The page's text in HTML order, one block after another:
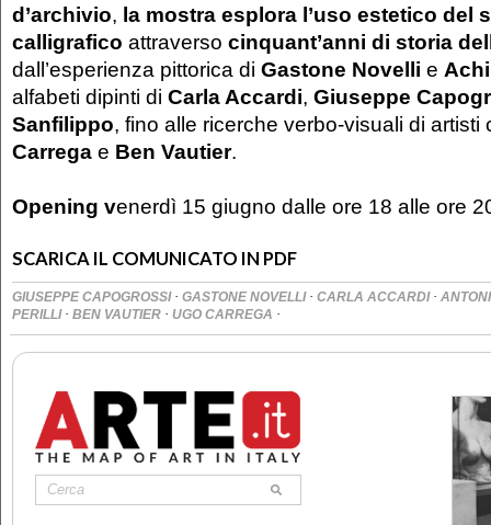
d’archivio, la mostra esplora l’uso estetico del
calligrafico attraverso cinquant’anni di storia
dall’esperienza pittorica di Gastone Novelli e
alfabeti dipinti di Carla Accardi, Giuseppe
Sanfilippo, fino alle ricerche verbo-visuali di artisti
Carrega e Ben Vautier.
Opening venerdì 15 giugno dalle ore 18 alle ore
SCARICA IL COMUNICATO IN PDF
GIUSEPPE CAPOGROSSI · GASTONE NOVELLI · CARLA ACCARDI ·
PERILLI · BEN VAUTIER · UGO CARREGA ·